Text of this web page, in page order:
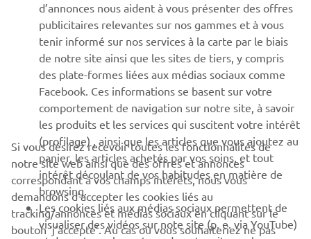
SUPPORT
NEWSLETTER
Découvrez en exclusivité les dernières offres, les événements
spéciaux, les nouveautés et bien plus encore
S'ABONNER
Lisez notre politique de confidentialité pour savoir comment
nous traitons vos données personnelles :Politique de
d’annonces nous aident à vous présenter des offres
publicitaires relevantes sur nos gammes et à vous
tenir informé sur nos services à la carte par le biais
de notre site ainsi que les sites de tiers, y compris
des plate-formes liées aux médias sociaux comme
Facebook. Ces informations se basent sur votre
comportement de navigation sur notre site, à savoir
les produits et les services qui suscitent votre intérêt
(profilage) , ainsi que les articles que vous ajoutez au
panier, les articles achetés par vos soins, et tout
intérêt découlant de vos habitudes en matière de
browsing.
Les cookies liés aux médias sociaux permettent de
visualiser des vidéos sur note site (p. e. via YouTube)
Si vous désirez recevoir toutes les fonctionnalités de
notre site web ainsi que des offres et annonces
correspondant à vos champs intérêts, nous vous
demandons d’accepter les cookies liés au
tracking/annonces et médias sociaux en cliquant sur le
bouton ‘j’accepte’. Au cas où vous souhaiteriez ne pas